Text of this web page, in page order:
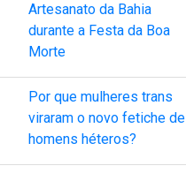
Artesanato da Bahia
durante a Festa da Boa
Morte
Por que mulheres trans
viraram o novo fetiche de
homens héteros?